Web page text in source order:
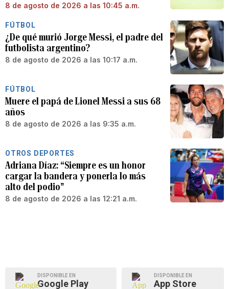
8 de agosto de 2026 a las 10:45 a.m.
FÚTBOL
¿De qué murió Jorge Messi, el padre del
futbolista argentino?
8 de agosto de 2026 a las 10:17 a.m.
FÚTBOL
Muere el papá de Lionel Messi a sus 68
años
8 de agosto de 2026 a las 9:35 a.m.
OTROS DEPORTES
Adriana Díaz: “Siempre es un honor
cargar la bandera y ponerla lo más
alto del podio”
8 de agosto de 2026 a las 12:21 a.m.
DISPONIBLE EN
Google Play
DISPONIBLE EN
App Store